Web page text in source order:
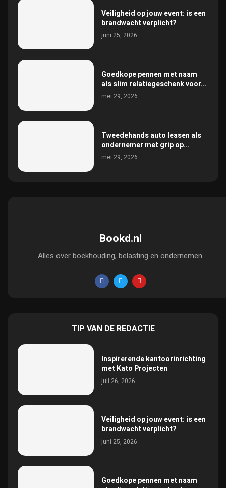
Veiligheid op jouw event: is een
brandwacht verplicht?
juni 25, 2026
Goedkope pennen met naam
als slim relatiegeschenk voor...
mei 29, 2026
Tweedehands auto leasen als
ondernemer met grip op...
mei 29, 2026
Bookd.nl
Alles over boekhouding, belasting en ondernemen.
TIP VAN DE REDACTIE
Inspirerende kantoorinrichting
met Kato Projecten
juli 26, 2026
Veiligheid op jouw event: is een
brandwacht verplicht?
juni 25, 2026
Goedkope pennen met naam